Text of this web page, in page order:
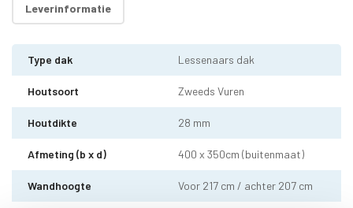
Leverinformatie
Type dak Lessenaars dak
Houtsoort Zweeds Vuren
Houtdikte 28 mm
Afmeting (b x d) 400 x 350cm (buitenmaat)
Wandhoogte Voor 217 cm / achter 207 cm